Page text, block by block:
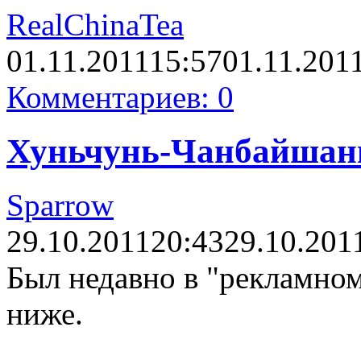
RealChinaTea
01.11.201115:57
Комментариев: 0
Хуньчунь-
Sparrow
29.10.201120:43
Был недавно в
ниже.